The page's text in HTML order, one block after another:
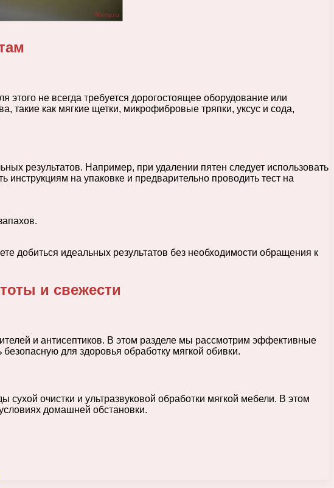
не всегда требуется дорогостоящее оборудование или
как мягкие щетки, микрофибровые тряпки, уксус и сода,
результатов. Например, при удалении пятен следует использовать
на упаковке и предварительно проводить тест на
добиться идеальных результатов без необходимости обращения к
и свежести
и антисептиков. В этом разделе мы рассмотрим эффективные
для здоровья обработку мягкой обивки.
очистки и ультразвуковой обработки мягкой мебели. В этом
домашней обстановки.